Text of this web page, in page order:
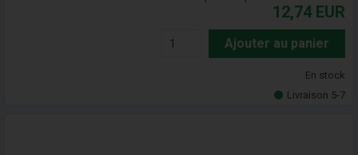
12,74 EUR
Ajouter au panier
En stock
Livraison 5-7